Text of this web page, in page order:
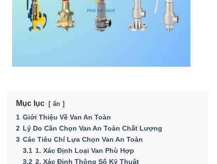
Mục lục ẩn
1 Giới Thiệu Về Van An Toàn
2 Lý Do Cần Chọn Van An Toàn Chất Lượng
3 Các Tiêu Chí Lựa Chọn Van An Toàn
3.1 1. Xác Định Loại Van Phù Hợp
3.2 2. Xác Định Thông Số Kỹ Thuật